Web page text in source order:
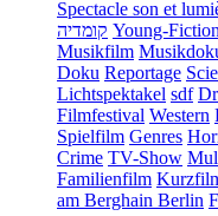
Spectacle son et
קומדיה Young-
Musikfilm
Doku Reportage
Lichtspektakel sdf
Filmfestival Western
Spielfilm Genres
Crime TV-Show
Familienfilm
am Berghain Berlin